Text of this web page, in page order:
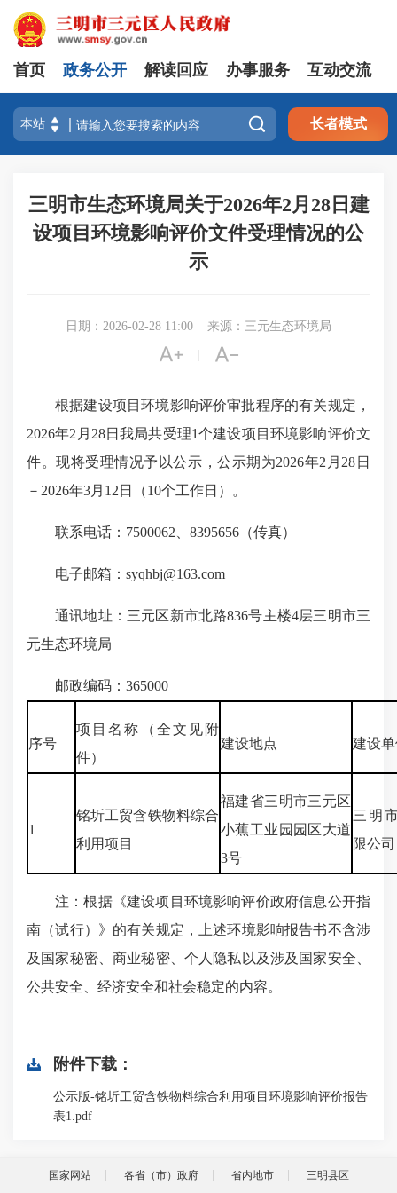
首页 政务公开 解读回应 办事服务 互动交流
 长者模式
三明市生态环境局关于2026年2月28日建
设项目环境影响评价文件受理情况的公
示
日期：2026-02-28 11:00 来源：三元生态环境局
 
根据建设项目环境影响评价审批程序的有关规定，
2026年2月28日我局共受理1个建设项目环境影响评价文
件。现将受理情况予以公示，公示期为2026年2月28日
－2026年3月12日（10个工作日）。
联系电话：7500062、8395656（传真）
电子邮箱：syqhbj@163.com
通讯地址：三元区新市北路836号主楼4层三明市三
元生态环境局
邮政编码：365000
序号
项目名称（全文见附
件）
建设地点 建设
1
铭圻工贸含铁物料综合
利用项目
福建省三明市三元区
小蕉工业园园区大道
3号
三明
限公司
注：根据《建设项目环境影响评价政府信息公开指
南（试行）》的有关规定，上述环境影响报告书不含涉
及国家秘密、商业秘密、个人隐私以及涉及国家安全、
公共安全、经济安全和社会稳定的内容。
附件下载：
公示版-铭圻工贸含铁物料综合利用项目环境影响评价报告
表1.pdf
国家网站 各省（市）政府 省内地市 三明县区